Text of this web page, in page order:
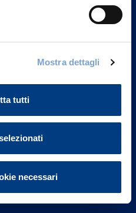
Mostra dettagli
tutti
necessari